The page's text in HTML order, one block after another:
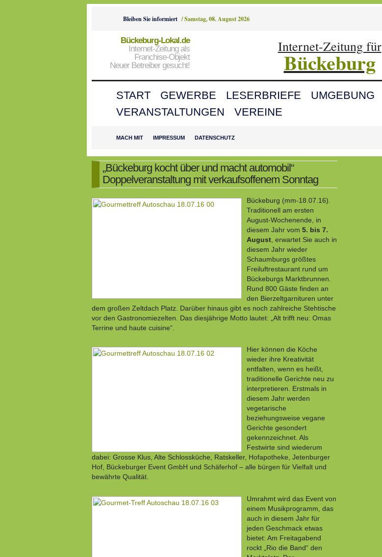
Bleiben Sie informiert /Samstag, 08. August 2026
Bückeburg-Lokal.de
Internet-Zeitung als
Franchise-Objekt
Neuer Betreiber gesucht!
Internet-Zeitung für
Bückeburg
START GEWERBE LESERBRIEFE UMGEBUNG
VERANSTALTUNGEN
VEREINE
MACH MIT IMPRESSUM DATENSCHUTZ
„Bückeburg kocht über und macht automobil“
Doppelveranstaltung mit verkaufsoffenem Sonntag
Bückeburg (mm-18.07.16).
Traditionell am ersten
August-Wochenende, in
diesem Jahr vom 5. bis 7.
August , erwartet Sie auch in
diesem Jahr wieder
Schaumburgs größtes
Freiluftrestaurant rund um
Bückeburgs Marktbrunnen.
Rund 800 Gäste finden an
den Bierzeltgarnituren unter
dem großen Zeltdach Platz. Darüber hinaus gibt es noch zahlreiche Stehtische
vor den Gastronomiezelten. Das diesjährige Motto lautet: „Alt trifft neu: Omas
Terrine und haute cuisine“.
Hier können die Köche
wieder ihre Kreativität
entfalten, wenn es heißt,
traditionelle Gerichte neu zu
interpretieren. Erstmals in
diesem Jahr werden
vegetarische
beziehungsweise vegane
Gerichte gesondert
gekennzeichnet. Als
Festwirte sind wiederum
dabei: Grosse Klus, Alte Schlossküche, Ratskeller, Hofapotheke, Jetenburger
Hof, Bückeburger Event GmbH und Schäferhof – alle bürgen für Vielfalt und
bewährte Qualität.
Umrahmt wird das Event von
einem Musikprogramm, das
auch in diesem Jahr für
jeden Geschmack etwas
bietet: Am Freitagabend
rockt „Rio die Band“ den